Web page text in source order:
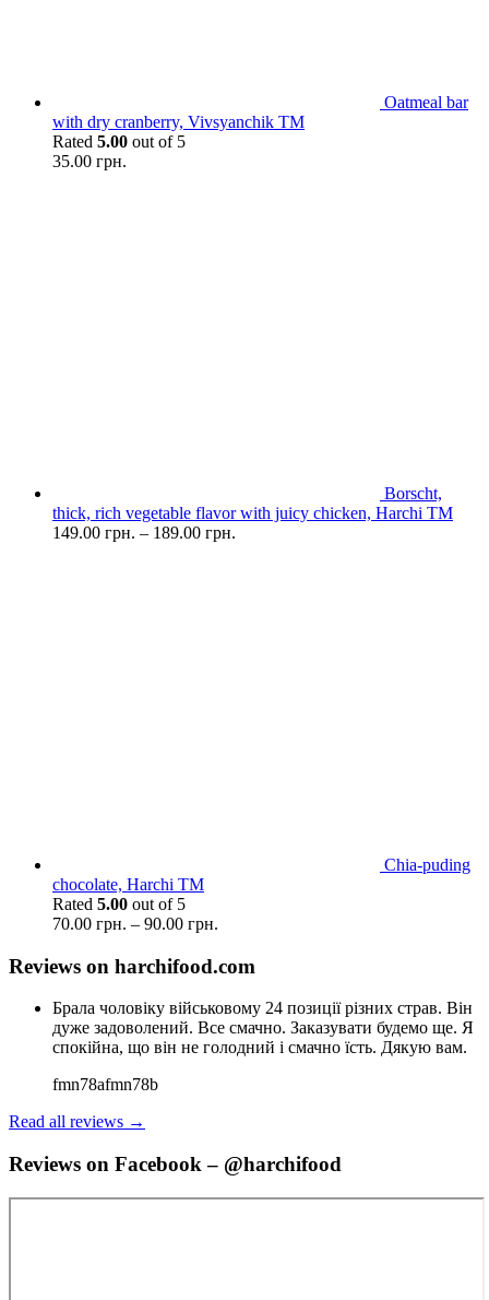
Oatmeal bar
with dry сranberry, Vivsyanchik TM
Rated 5.00 out of 5
35.00 грн.
Borscht,
thick, rich vegetable flavor with juicy chicken, Harchi TM
149.00 грн. – 189.00 грн.
Chia-puding
chocolate, Harchi TM
Rated 5.00 out of 5
70.00 грн. – 90.00 грн.
Reviews on harchifood.com
Брала чоловіку військовому 24 позиції різних страв. Він
дуже задоволений. Все смачно. Заказувати будемо ще. Я
спокійна, що він не голодний і смачно їсть. Дякую вам.
fmn78afmn78b
Read all reviews →
Reviews on Facebook – @harchifood